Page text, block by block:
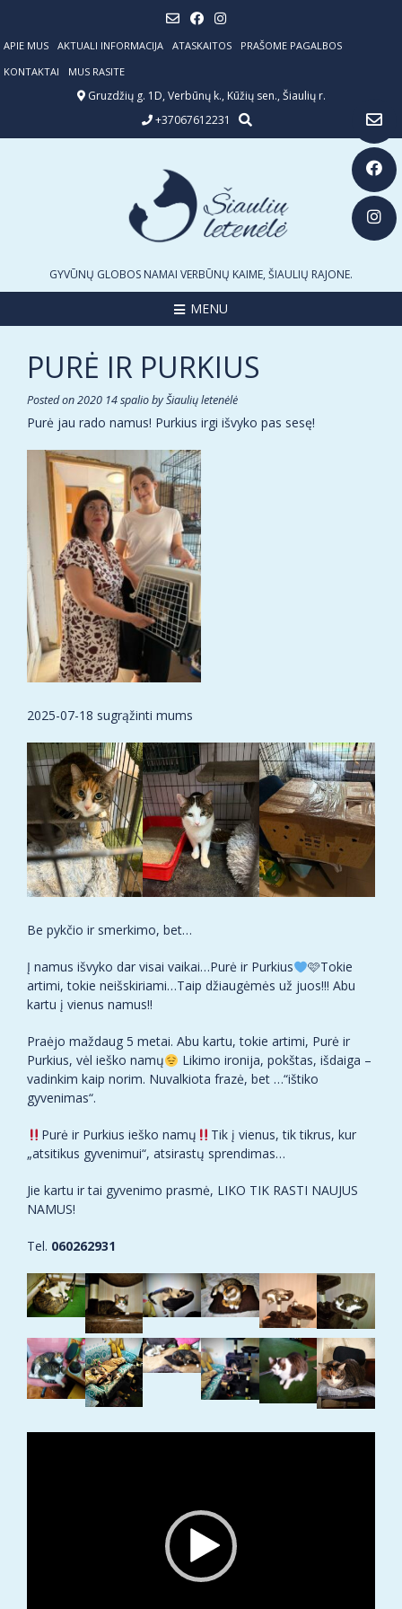
content
APIE MUS AKTUALI INFORMACIJA ATASKAITOS
PRAŠOME PAGALBOS
KONTAKTAI
MUS RASITE
Gruzdžių g. 1D, Verbūnų k., Kūžių sen., Šiaulių r.
+37067612231
GYVŪNŲ GLOBOS NAMAI VERBŪNŲ KAIME, ŠIAULIŲ RAJONE.
MENU
PURĖ IR PURKIUS
Posted on2020 14 spaliobyŠiaulių letenėlė
Purė jau rado namus! Purkius irgi išvyko pas sesę!
2025-07-18 sugrąžinti mums
Be pykčio ir smerkimo, bet…
Į namus išvyko dar visai vaikai…Purė ir Purkius
🩷Tokie
artimi, tokie neišskiriami…Taip džiaugėmės už juos!!! Abu
kartu į vienus namus!!
Praėjo maždaug 5 metai. Abu kartu, tokie artimi, Purė ir
Purkius, vėl ieško namų
Likimo ironija, pokštas, išdaiga –
vadinkim kaip norim. Nuvalkiota frazė, bet …“ištiko
gyvenimas“.
Purė ir Purkius ieško namų
Tik į vienus, tik tikrus, kur
„atsitikus gyvenimui“, atsirastų sprendimas…
Jie kartu ir tai gyvenimo prasmė, LIKO TIK RASTI NAUJUS
NAMUS!
Tel. 060262931